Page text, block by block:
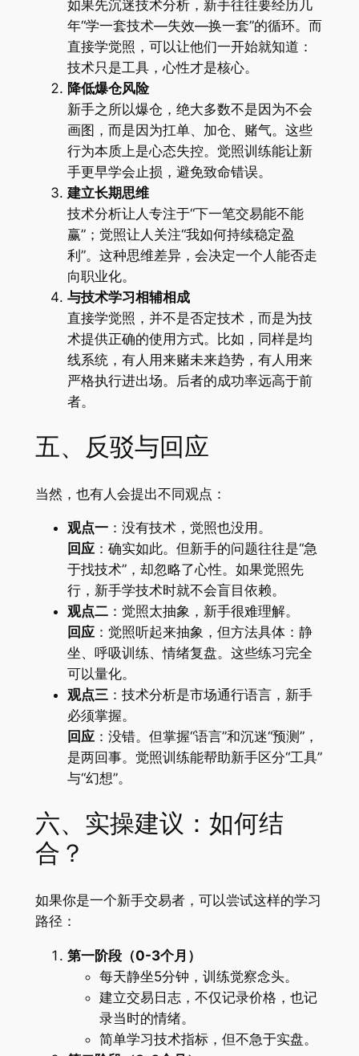
如果先沉迷技术分析，新手往往要经历几
年“学一套技术—失效—换一套”的循环。而
直接学觉照，可以让他们一开始就知道：
技术只是工具，心性才是核心。
降低爆仓风险
新手之所以爆仓，绝大多数不是因为不会
画图，而是因为扛单、加仓、赌气。这些
行为本质上是心态失控。觉照训练能让新
手更早学会止损，避免致命错误。
建立长期思维
技术分析让人专注于“下一笔交易能不能
赢”；觉照让人关注“我如何持续稳定盈
利”。这种思维差异，会决定一个人能否走
向职业化。
与技术学习相辅相成
直接学觉照，并不是否定技术，而是为技
术提供正确的使用方式。比如，同样是均
线系统，有人用来赌未来趋势，有人用来
严格执行进出场。后者的成功率远高于前
者。
五、反驳与回应
当然，也有人会提出不同观点：
观点一：没有技术，觉照也没用。
回应：确实如此。但新手的问题往往是“急
于找技术”，却忽略了心性。如果觉照先
行，新手学技术时就不会盲目依赖。
观点二：觉照太抽象，新手很难理解。
回应：觉照听起来抽象，但方法具体：静
坐、呼吸训练、情绪复盘。这些练习完全
可以量化。
观点三：技术分析是市场通行语言，新手
必须掌握。
回应：没错。但掌握“语言”和沉迷“预测”，
是两回事。觉照训练能帮助新手区分“工具”
与“幻想”。
六、实操建议：如何结
合？
如果你是一个新手交易者，可以尝试这样的学习
路径：
第一阶段（0-3个月）
每天静坐5分钟，训练觉察念头。
建立交易日志，不仅记录价格，也记
录当时的情绪。
简单学习技术指标，但不急于实盘。